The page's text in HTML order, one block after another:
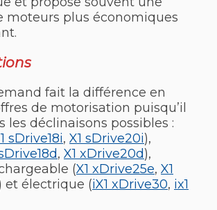
moteurs plus économiques
fait la différence en
de motorisation puisqu’il
les déclinaisons possibles :
sDrive18i, X1 sDrive20i),
, X1 xDrive20d),
(X1 xDrive25e, X1
et électrique (iX1 xDrive30, ix1